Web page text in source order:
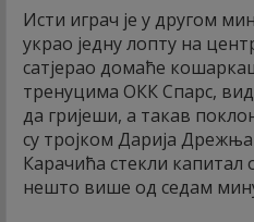
Исти играч је у другом
украо једну лопту на
сатјерао домаће
тренуцима ОКК Спарс,
да гријеши, а такав
су тројком Дарија
Карачића стекли капитал
нешто више од седам